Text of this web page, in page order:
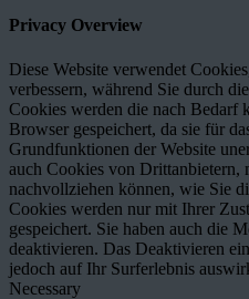
Privacy Overview
Diese Website verwendet
verbessern, während Sie durch
Cookies werden die nach Bedarf
Browser gespeichert, da sie für
Grundfunktionen der Website
auch Cookies von Drittanbietern,
nachvollziehen können, wie Sie
Cookies werden nur mit Ihrer
gespeichert. Sie haben auch die
deaktivieren. Das Deaktivieren
jedoch auf Ihr Surferlebnis
Necessary